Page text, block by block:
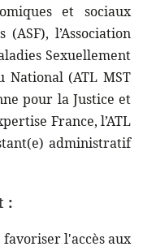
et sociaux
(ASF), l’Association
Sexuellement
National (ATL MST
pour la Justice et
France, l’ATL
administratif
:
l'accès aux